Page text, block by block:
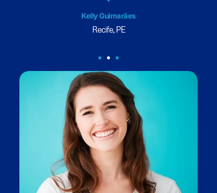
Kelly Guimarães
Recife, PE